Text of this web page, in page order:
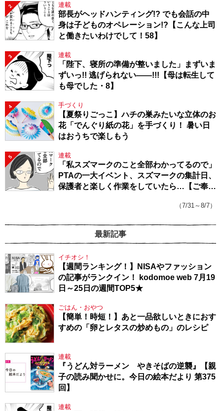
2 連載
部長がヘッドハンティング!? でも会話の中
身は子どものオペレーション!?【こんな上司
と働きたいわけでして！58】
3 連載
「陛下、寝所の準備が整いました」まずいま
ずいっ!! 逃げられない――!!!【母は転生して
も母でした・8】
4 手づくり
【夏祭りごっこ】ハチの巣みたいな立体のお
花「でんぐり紙の花」を手づくり！ 暑い日
はおうちで楽しもう
5 連載
「私スズマークのこと全部わかってるので」
PTAの一大イベント、スズマークの集計日、
保護者と楽しく作業をしていたら…【ご奉仕
（7/31～8/7）
最新記事
イチオシ！
【週間ランキング！】NISAやファッション
の記事がランクイン！ kodomoe web 7月19
日～25日の週間TOP5★
ごはん・おやつ
【簡単！時短！】あと一品欲しいときにおす
すめの「卵とレタスの炒めもの」のレシピ
連載
『うどん対ラーメン やきそばの逆襲』【親
子の読み聞かせに。今日の絵本だより 第375
回】
連載